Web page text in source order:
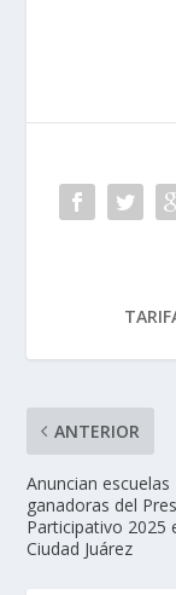
ANTERIOR
Anuncian escuelas
ganadoras del
Participativo 2025
Ciudad Juárez